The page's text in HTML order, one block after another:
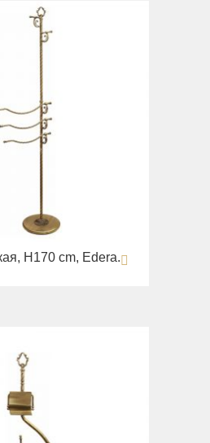
H170 cm, Edera.